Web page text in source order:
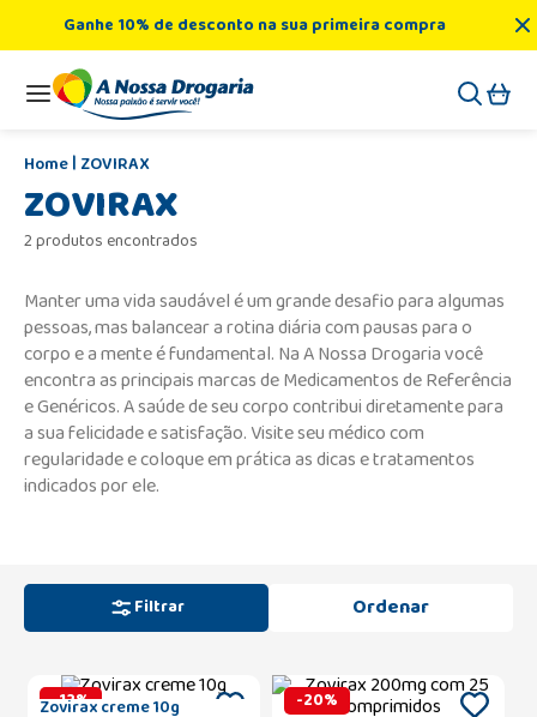
Ganhe 10% de desconto na sua primeira compra
ZOVIRAX
ZOVIRAX
2 produtos encontrados
Manter uma vida saudável é um grande desafio para algumas
pessoas, mas balancear a rotina diária com pausas para o
corpo e a mente é fundamental. Na A Nossa Drogaria você
encontra as principais marcas de Medicamentos de Referência
e Genéricos. A saúde de seu corpo contribui diretamente para
a sua felicidade e satisfação. Visite seu médico com
regularidade e coloque em prática as dicas e tratamentos
indicados por ele.
Filtrar
-12%
Zovirax creme 10g -20%